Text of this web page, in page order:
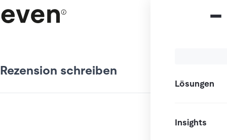
Lösungen
Insights
Rezension schreiben